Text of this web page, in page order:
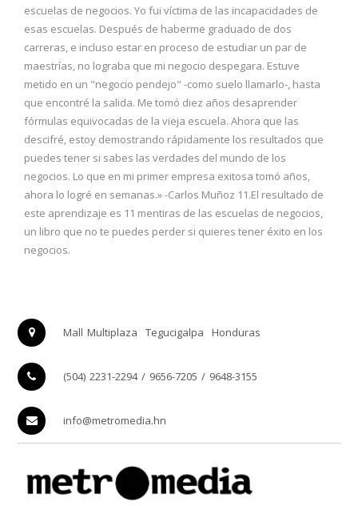
escuelas de negocios. Yo fui víctima de las incapacidades de
esas escuelas. Después de haberme graduado de dos
carreras, e incluso estar en proceso de estudiar un par de
maestrías, no lograba que mi negocio despegara. Estuve
metido en un "negocio pendejo" -como suelo llamarlo-, hasta
que encontré la salida. Me tomó diez años desaprender
fórmulas equivocadas de la vieja escuela. Ahora que las
descifré, estoy demostrando rápidamente los resultados que
puedes tener si sabes las verdades del mundo de los
negocios. Lo que en mi primer empresa exitosa tomó años,
ahora lo logré en semanas.» -Carlos Muñoz 11.El resultado de
este aprendizaje es 11 mentiras de las escuelas de negocios,
un libro que no te puedes perder si quieres tener éxito en los
negocios.
Mall Multiplaza Tegucigalpa Honduras
(504) 2231-2294 / 9656-7205 / 9648-3155
info@metromedia.hn